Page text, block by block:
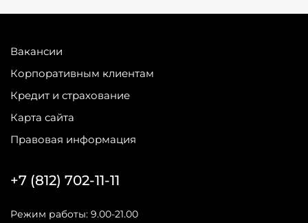
Вакансии
Корпоративным клиентам
Кредит и страхование
Карта сайта
Правовая информация
+7 (812) 702-11-11
Режим работы: 9.00-21.00